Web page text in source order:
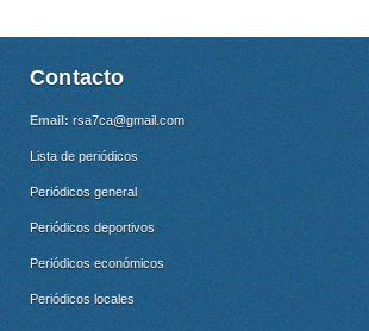
Contacto
Email: rsa7ca@gmail.com
Lista de periódicos
Periódicos general
Periódicos deportivos
Periódicos económicos
Periódicos locales